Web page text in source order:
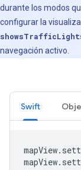
durante los modos
configurar la
navegación activo.
Swift
mapView.
mapView.